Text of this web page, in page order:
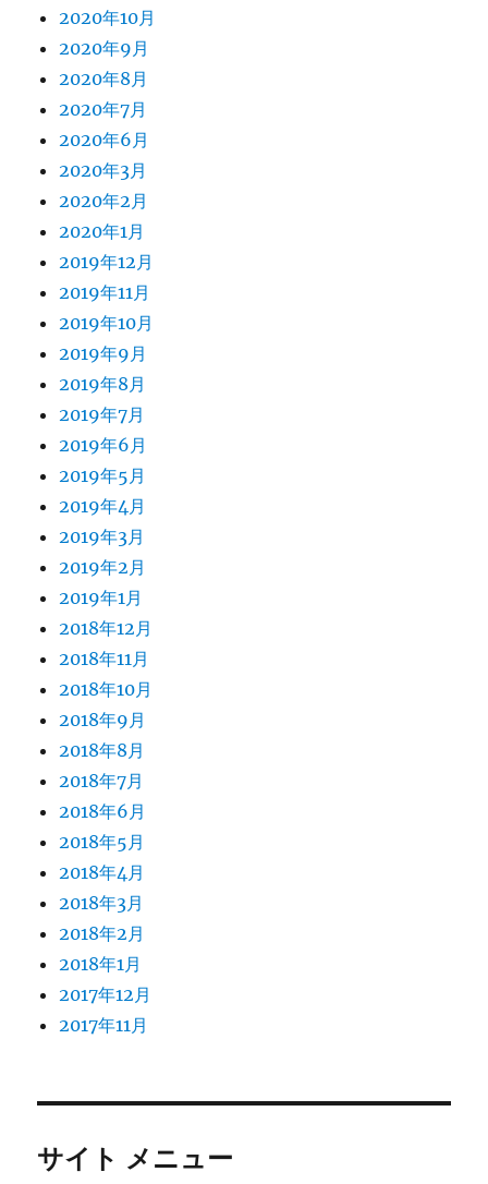
2020年10月
2020年9月
2020年8月
2020年7月
2020年6月
2020年3月
2020年2月
2020年1月
2019年12月
2019年11月
2019年10月
2019年9月
2019年8月
2019年7月
2019年6月
2019年5月
2019年4月
2019年3月
2019年2月
2019年1月
2018年12月
2018年11月
2018年10月
2018年9月
2018年8月
2018年7月
2018年6月
2018年5月
2018年4月
2018年3月
2018年2月
2018年1月
2017年12月
2017年11月
サイト メニュー